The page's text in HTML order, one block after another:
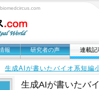
報 研究者の声 連載記
生成AIが書いたバイオ系短編
生成AIが書いたバ